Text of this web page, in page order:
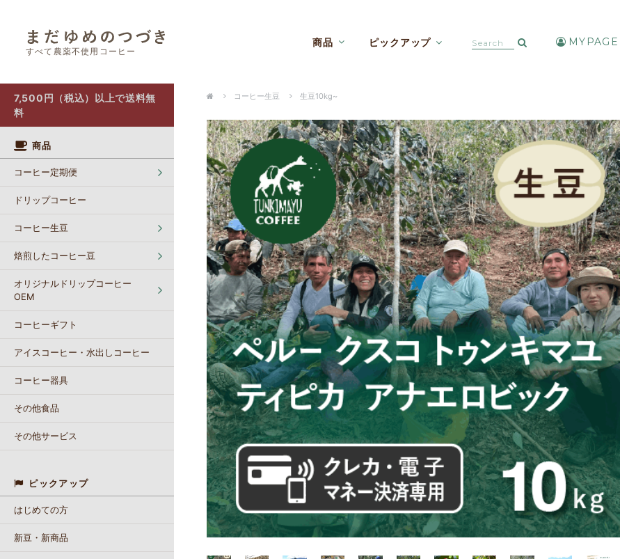
すべて農薬不使用コーヒー
商品 ピックアップ MYPAGE
7,500円（税込）以上で送料無
料
商品
コーヒー定期便
ドリップコーヒー
コーヒー生豆
焙煎したコーヒー豆
オリジナルドリップコーヒー
OEM
コーヒーギフト
アイスコーヒー・水出しコーヒー
コーヒー器具
その他食品
その他サービス
ピックアップ
はじめての方
新豆・新商品
コーヒー生豆 生豆10kg~